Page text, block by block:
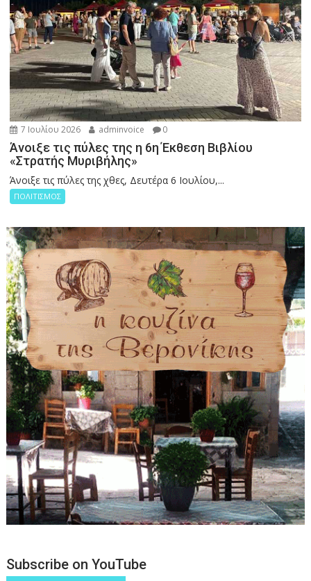
7 Ιουλίου 2026 adminvoice 0
Άνοιξε τις πύλες της η 6η Έκθεση Βιβλίου
«Στρατής Μυριβήλης»
Άνοιξε τις πύλες της χθες, Δευτέρα 6 Ιουλίου,...
ΠΟΛΙΤΙΣΜΟΣ
Subscribe on YouTube